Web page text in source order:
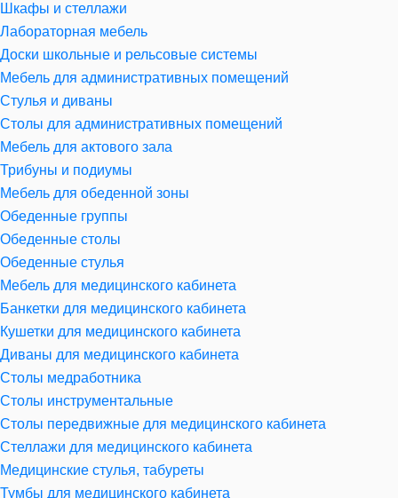
Шкафы и стеллажи
Лабораторная мебель
Доски школьные и рельсовые системы
Мебель для административных помещений
Стулья и диваны
Столы для административных помещений
Мебель для актового зала
Трибуны и подиумы
Мебель для обеденной зоны
Обеденные группы
Обеденные столы
Обеденные стулья
Мебель для медицинского кабинета
Банкетки для медицинского кабинета
Кушетки для медицинского кабинета
Диваны для медицинского кабинета
Столы медработника
Столы инструментальные
Столы передвижные для медицинского кабинета
Стеллажи для медицинского кабинета
Медицинские стулья, табуреты
Тумбы для медицинского кабинета